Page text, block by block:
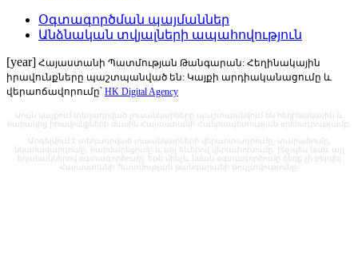
Օգտագործման պայմաններ
Անձնական տվյալների ապահովություն
[year] Հայաստանի Պատմության Թանգարան: Հեղինակային
իրավունքները պաշտպանված են: Կայքի արդիականացումը և
վերաոճավորումը՝ HK Digital Agency
Սույն կայքում տեղադրված լուսանկարները պաշտպանվում են հեղինակային և
հարակից իրավունքների մասին Հայաստանի Հանրապետության օրենսդրությամբ:
Արգելվում է տեղադրված լուսանկարների վերարտադրումը, տարածումը,
նկարազարդումը, հարմարեցումը և այլ ձևերով վերափոխումը, ինչպես նաև այլ
եղանակներով օգտագործումը, եթե մինչև նման օգտագործումը ձեռք չի բերվել
Հայաստանի Պատմության թանգարանի թույլտվությունը: